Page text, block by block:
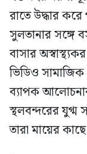
রাতে উদ্ধার
সুলতানার সঙ্গে
বাসার
ভিডিও
ব্যাপক
স্থলবন্দরের
তারা মায়ের